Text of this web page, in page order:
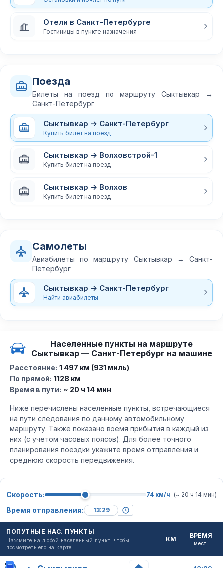
Отели в Санкт-Петербурге
Гостиницы в пункте назначения
Поезда
Билеты на поезд по маршруту Сыктывкар →
Санкт-Петербург
Сыктывкар → Санкт-Петербург
Купить билет на поезд
Сыктывкар → Волховстрой-1
Купить билет на поезд
Сыктывкар → Волхов
Купить билет на поезд
Самолеты
Авиабилеты по маршруту Сыктывкар → Санкт-
Петербург
Сыктывкар → Санкт-Петербург
Найти авиабилеты
Населенные пункты на маршруте
Сыктывкар — Санкт-Петербург на машине
Расстояние: 1 497 км (931 миль)
По прямой: 1128 км
Время в пути: ~ 20 ч 14 мин
Ниже перечислены населенные пункты, встречающиеся
на пути следования по данному автомобильному
маршруту. Также показано время прибытия в каждый из
них (с учетом часовых поясов). Для более точного
планирования поездки укажите время отправления и
среднюю скорость передвижения.
Скорость: 74 км/ч (~ 20 ч 14 мин)
Время отправления:
ПОПУТНЫЕ НАС. ПУНКТЫ
Нажмите на любой населенный пункт, чтобы
посмотреть его на карте
КМ ВРЕМЯ
мест.